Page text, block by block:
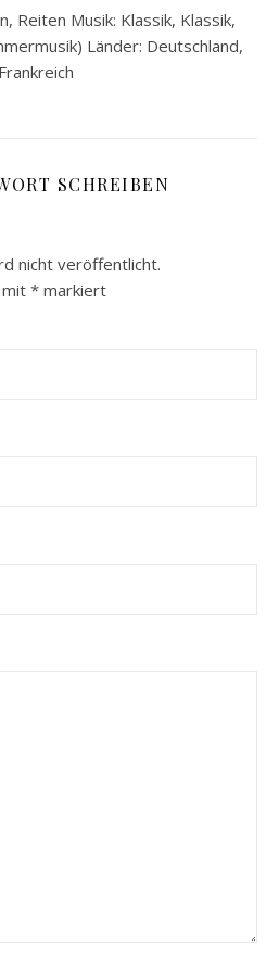
Reiten Musik: Klassik, Klassik,
Länder: Deutschland,
Frankreich
SCHREIBEN
nicht veröffentlicht.
* markiert